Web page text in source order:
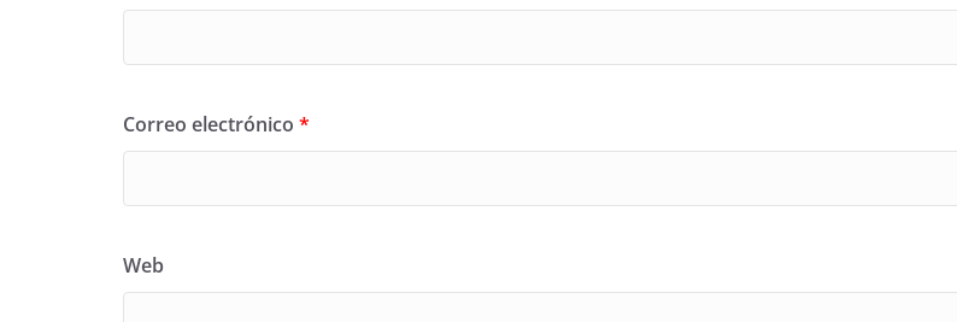
Correo electrónico *
Web